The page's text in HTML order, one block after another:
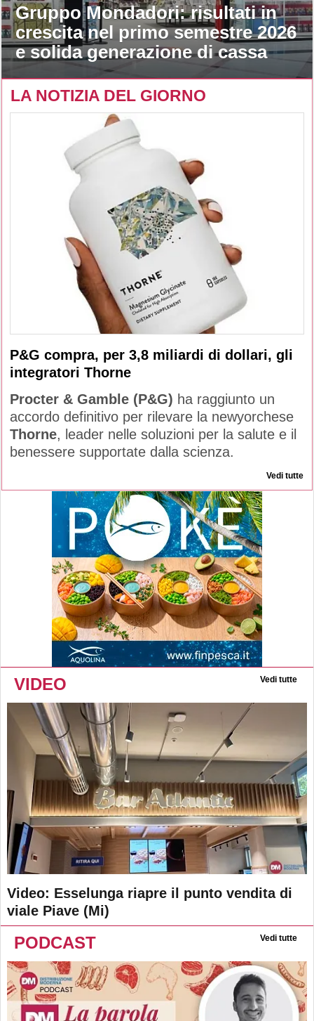
Gruppo Mondadori: risultati in
crescita nel primo semestre 2026
e solida generazione di cassa
LA NOTIZIA DEL GIORNO
P&G compra, per 3,8 miliardi di dollari, gli
integratori Thorne
Procter & Gamble (P&G) ha raggiunto un
accordo definitivo per rilevare la newyorchese
Thorne, leader nelle soluzioni per la salute e il
benessere supportate dalla scienza.
Vedi tutte
VIDEO Vedi tutte
Video: Esselunga riapre il punto vendita di
viale Piave (Mi)
PODCAST Vedi tutte